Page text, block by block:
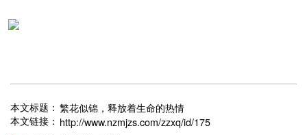
本文标题： 繁花似锦，释放着生命的热情
本文链接： http://www.nzmjzs.com/zzxq/id/175